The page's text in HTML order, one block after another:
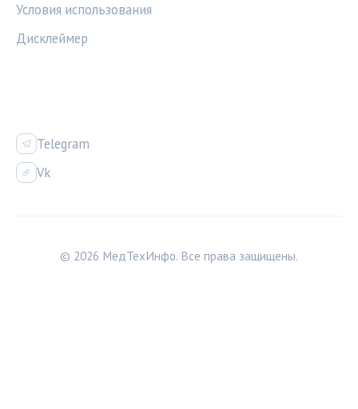
Условия использования
Дисклеймер
Telegram
Vk
© 2026 МедТехИнфо. Все права защищены.